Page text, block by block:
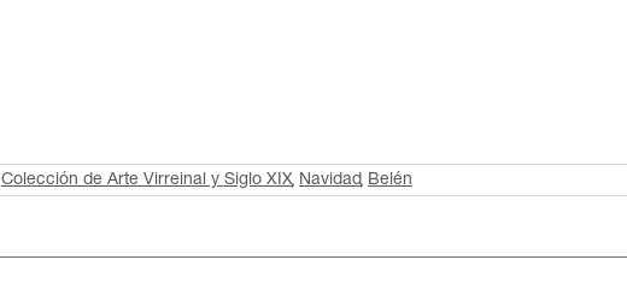
Colección de Arte Virreinal y Siglo XIX Navidad Belén